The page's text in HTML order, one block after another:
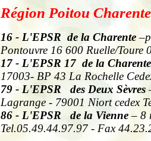
Région Poitou Charente
16 - L'EPSR de la Charente
Pontouvre 16 600 Ruelle/Toure
17 - L'EPSR 17 de la
17003- BP 43 La Rochelle
79 - L'EPSR des Deux Sèvres
Lagrange - 79001 Niort cedex
86 - L'EPSR de la Vienne– 8
Tel.05.49.44.97.97 - Fax